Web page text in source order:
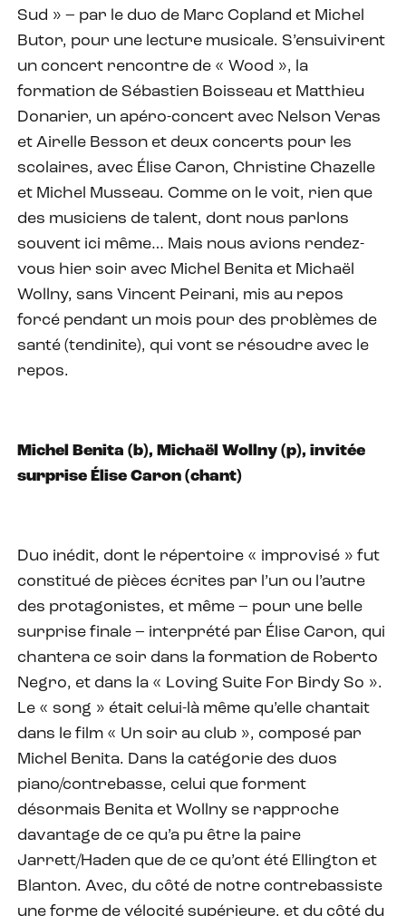
Sud » – par le duo de Marc Copland et Michel
Butor, pour une lecture musicale. S’ensuivirent
un concert rencontre de « Wood », la
formation de Sébastien Boisseau et Matthieu
Donarier, un apéro-concert avec Nelson Veras
et Airelle Besson et deux concerts pour les
scolaires, avec Élise Caron, Christine Chazelle
et Michel Musseau. Comme on le voit, rien que
des musiciens de talent, dont nous parlons
souvent ici même… Mais nous avions rendez-
vous hier soir avec Michel Benita et Michaël
Wollny, sans Vincent Peirani, mis au repos
forcé pendant un mois pour des problèmes de
santé (tendinite), qui vont se résoudre avec le
repos.
Michel Benita (b), Michaël Wollny (p), invitée
surprise Élise Caron (chant)
Duo inédit, dont le répertoire « improvisé » fut
constitué de pièces écrites par l’un ou l’autre
des protagonistes, et même – pour une belle
surprise finale – interprété par Élise Caron, qui
chantera ce soir dans la formation de Roberto
Negro, et dans la « Loving Suite For Birdy So ».
Le « song » était celui-là même qu’elle chantait
dans le film « Un soir au club », composé par
Michel Benita. Dans la catégorie des duos
piano/contrebasse, celui que forment
désormais Benita et Wollny se rapproche
davantage de ce qu’a pu être la paire
Jarrett/Haden que de ce qu’ont été Ellington et
Blanton. Avec, du côté de notre contrebassiste
une forme de vélocité supérieure, et du côté du